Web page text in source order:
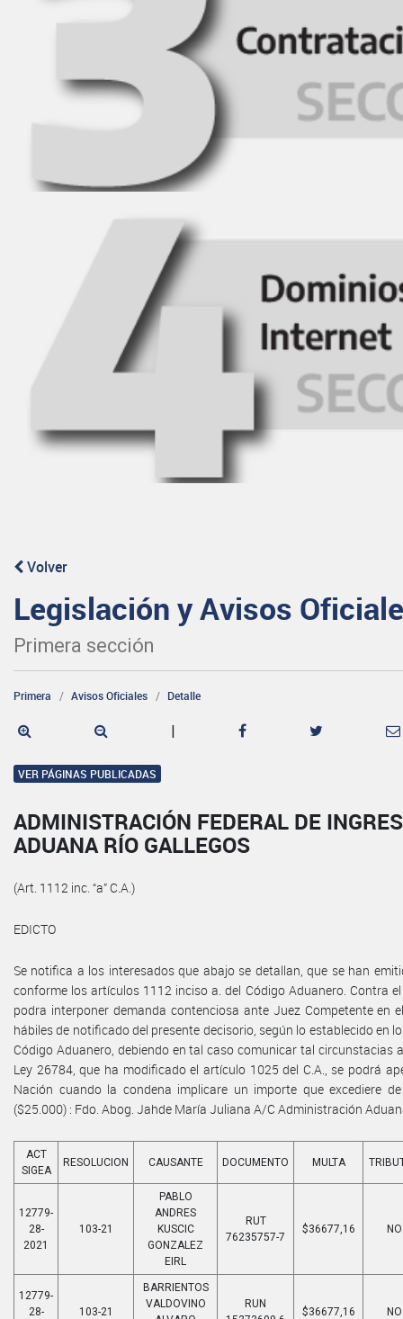
Volver
Legislación y Avisos
Primera sección
Primera Avisos Oficiales Detalle
VER PÁGINAS PUBLICADAS
ADMINISTRACIÓN FEDERAL DE
ADUANA RÍO GALLEGOS
(Art. 1112 inc. “a” C.A.)
EDICTO
Se notifica a los interesados que abajo se detallan, que se han
conforme los artículos 1112 inciso a. del Código Aduanero. Contra
podra interponer demanda contenciosa ante Juez Competente en
hábiles de notificado del presente decisorio, según lo establecido en
Código Aduanero, debiendo en tal caso comunicar tal circunstacias
Ley 26784, que ha modificado el artículo 1025 del C.A., se podrá
Nación cuando la condena implicare un importe que excediere de
($25.000) : Fdo. Abog. Jahde María Juliana A/C Administración
ACT
SIGEA
RESOLUCION CAUSANTE DOCUMENTO MULTA
12779-
28-
2021
103-21
PABLO
ANDRES
KUSCIC
GONZALEZ
EIRL
RUT
76235757-7
$36677,16 NO
12779-
28-
103-21
BARRIENTOS
VALDOVINO
RUN
$36677,16 NO